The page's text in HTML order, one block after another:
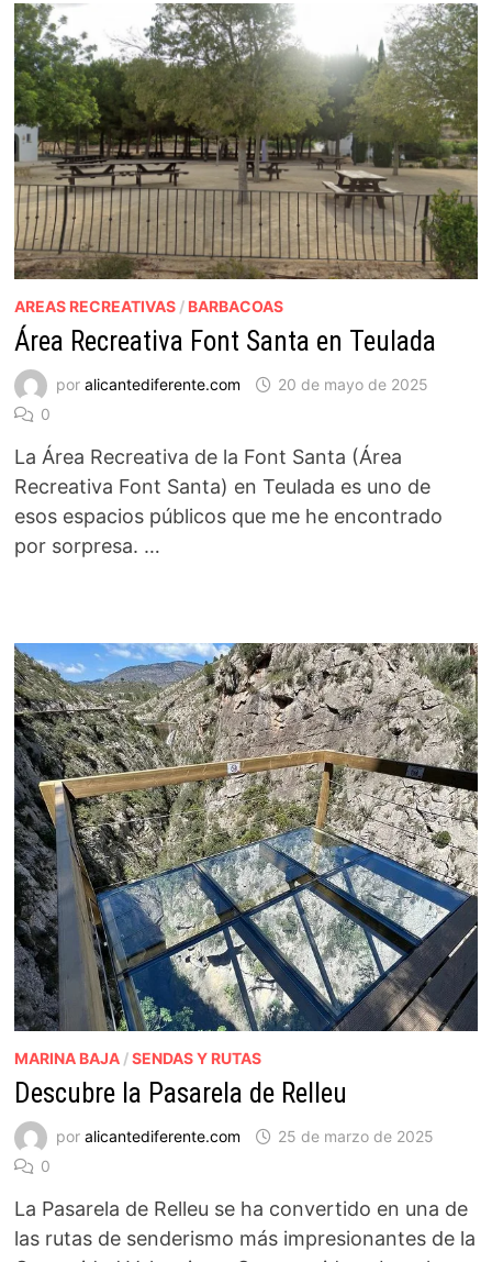
AREAS RECREATIVAS/ BARBACOAS
Área Recreativa Font Santa en Teulada
por alicantediferente.com
20 de mayo de 2025
0
La Área Recreativa de la Font Santa (Área
Recreativa Font Santa) en Teulada es uno de
esos espacios públicos que me he encontrado
por sorpresa. …
MARINA BAJA/SENDAS Y RUTAS
Descubre la Pasarela de Relleu
por alicantediferente.com
25 de marzo de 2025
0
La Pasarela de Relleu se ha convertido en una de
las rutas de senderismo más impresionantes de la